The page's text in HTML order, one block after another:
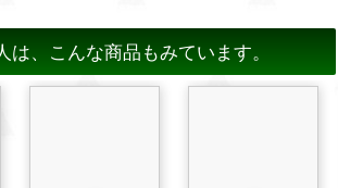
は、こんな商品もみています。